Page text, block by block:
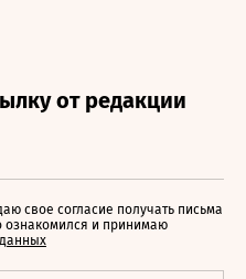
свое согласие получать письма
ознакомился и принимаю